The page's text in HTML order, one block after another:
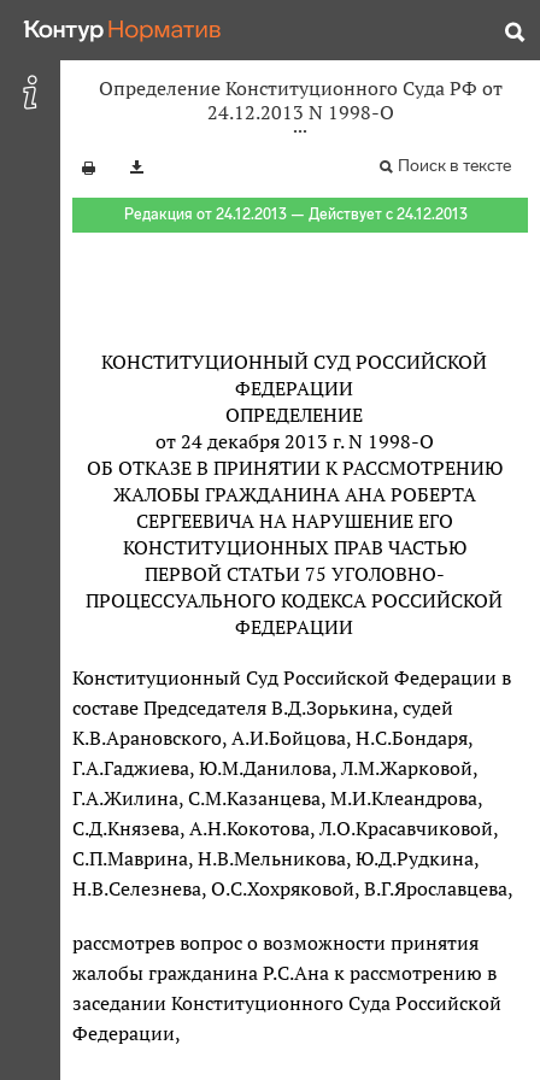
Определение Конституционного Суда РФ от
24.12.2013 N 1998-О
Поиск в тексте
Редакция от 24.12.2013 — Действует с 24.12.2013
КОНСТИТУЦИОННЫЙ СУД РОССИЙСКОЙ
ФЕДЕРАЦИИ
ОПРЕДЕЛЕНИЕ
от 24 декабря 2013 г. N 1998-О
ОБ ОТКАЗЕ В ПРИНЯТИИ К РАССМОТРЕНИЮ
ЖАЛОБЫ ГРАЖДАНИНА АНА РОБЕРТА
СЕРГЕЕВИЧА НА НАРУШЕНИЕ ЕГО
КОНСТИТУЦИОННЫХ ПРАВ ЧАСТЬЮ
ПЕРВОЙ СТАТЬИ 75 УГОЛОВНО-
ПРОЦЕССУАЛЬНОГО КОДЕКСА РОССИЙСКОЙ
ФЕДЕРАЦИИ
Конституционный Суд Российской Федерации в
составе Председателя В.Д.Зорькина, судей
К.В.Арановского, А.И.Бойцова, Н.С.Бондаря,
Г.А.Гаджиева, Ю.М.Данилова, Л.М.Жарковой,
Г.А.Жилина, С.М.Казанцева, М.И.Клеандрова,
С.Д.Князева, А.Н.Кокотова, Л.О.Красавчиковой,
С.П.Маврина, Н.В.Мельникова, Ю.Д.Рудкина,
Н.В.Селезнева, О.С.Хохряковой, В.Г.Ярославцева,
рассмотрев вопрос о возможности принятия
жалобы гражданина Р.С.Ана к рассмотрению в
заседании Конституционного Суда Российской
Федерации,